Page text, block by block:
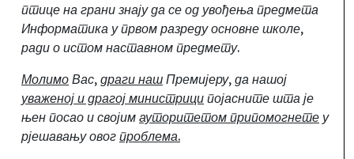
птице на грани знају да се од увођења предмета
Информатика у првом разреду основне школе,
ради о истом наставном предмету.
Молимо Вас, драги наш Премијеру, да нашој
уваженој и драгој министрици појасните шта је
њен посао и својим ауторитетом припомогнете у
рјешавању овог проблема.